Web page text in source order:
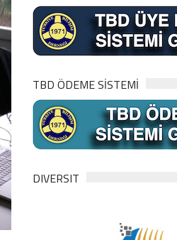
TBD ÖDEME SİSTEMİ
DIVERSIT